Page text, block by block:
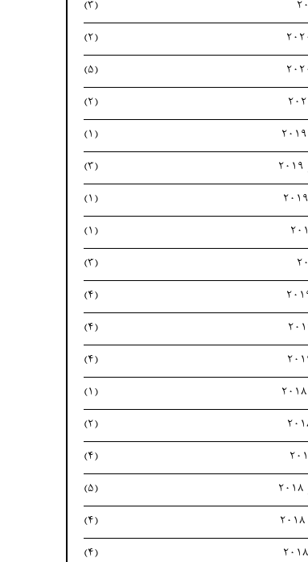
(3)
(2)
(5)
(2)
(1)
(3)
(1)
(1)
(3)
(4)
(4)
(4)
(1)
(2)
(4)
(5)
(4)
(4)